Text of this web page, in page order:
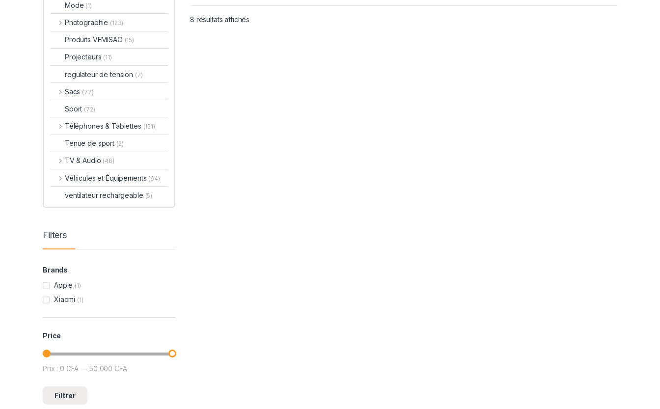
8 résultats affichés
Mode (1)
Photographie (123)
Produits VEMISAO (15)
Projecteurs (11)
regulateur de tension (7)
Sacs (77)
Sport (72)
Téléphones & Tablettes (151)
Tenue de sport (2)
TV & Audio (48)
Véhicules et Équipements (64)
ventilateur rechargeable (5)
Filters
Brands
Apple (1)
Xiaomi (1)
Price
Prix min
Prix max
Filtrer
Prix : 0 CFA — 50 000 CFA